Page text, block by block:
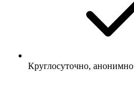
Круглосуточно, анонимно